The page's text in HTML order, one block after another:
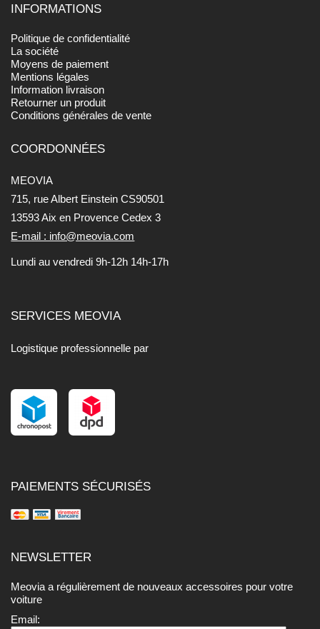
INFORMATIONS
Politique de confidentialité
La société
Moyens de paiement
Mentions légales
Information livraison
Retourner un produit
Conditions générales de vente
COORDONNÉES
MEOVIA
715, rue Albert Einstein CS90501
13593 Aix en Provence Cedex 3
E-mail : info@meovia.com
Lundi au vendredi 9h-12h 14h-17h
SERVICES MEOVIA
Logistique professionnelle par
PAIEMENTS SÉCURISÉS
NEWSLETTER
Meovia a régulièrement de nouveaux accessoires pour votre
voiture
Email: